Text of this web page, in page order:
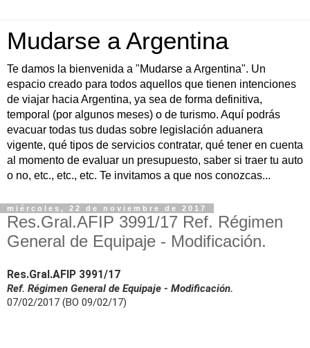
Mudarse a Argentina
Te damos la bienvenida a "Mudarse a Argentina". Un
espacio creado para todos aquellos que tienen intenciones
de viajar hacia Argentina, ya sea de forma definitiva,
temporal (por algunos meses) o de turismo. Aquí podrás
evacuar todas tus dudas sobre legislación aduanera
vigente, qué tipos de servicios contratar, qué tener en cuenta
al momento de evaluar un presupuesto, saber si traer tu auto
o no, etc., etc., etc. Te invitamos a que nos conozcas...
miércoles, 22 de noviembre de 2017
Res.Gral.AFIP 3991/17 Ref. Régimen
General de Equipaje - Modificación.
Res.Gral.AFIP 3991/17
Ref. Régimen General de Equipaje - Modificación.
07/02/2017 (BO 09/02/17)